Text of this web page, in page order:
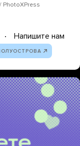
PhotoXPress
Напишите нам